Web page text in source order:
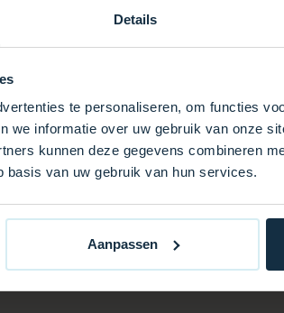
Details
te personaliseren, om functies
we informatie over uw gebruik van onze
kunnen deze gegevens combineren
van uw gebruik van hun services.
Aanpassen
Installation
Spas, das
das ultimative